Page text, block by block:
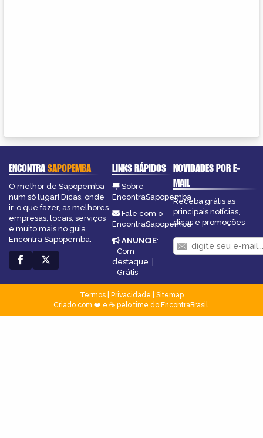
ENCONTRASAPOPEMBA
O melhor de Sapopemba
num só lugar! Dicas, onde
ir, o que fazer, as melhores
empresas, locais, serviços
e muito mais no guia
Encontra Sapopemba.
LINKS RÁPIDOS
Sobre
EncontraSapopemba
Fale com o
EncontraSapopemba
ANUNCIE:
Com
destaque |
Grátis
NOVIDADES POR E-
MAIL
Receba grátis as
principais notícias,
dicas e promoções
Termos| Privacidade
Sitemap
Criado com ❤️ e ☕ pelo time do EncontraBrasil